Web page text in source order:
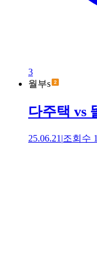
3
월부s
다주택 vs
25.06.21 |조회수